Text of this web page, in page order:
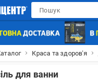
Краса та здоров'я
для ванни